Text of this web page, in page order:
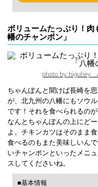
ボリュームたっぷり！肉
幡のチャンポン」
photo by higuhey
ちゃんぽんと聞けば長崎を
が、北九州の八幡にもソウ
です！それを食べられるの
なんとちゃんぽんの上にど
よ。チキンカツはそのまま
食べるのもまた美味しいん
いチャンポンといったメニ
スしてくださいね。
■基本情報